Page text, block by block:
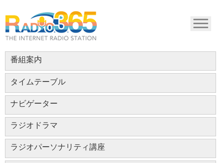
番組案内
タイムテーブル
ナビゲーター
ラジオドラマ
ラジオパーソナリティ講座